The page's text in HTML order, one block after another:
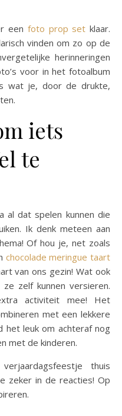
een foto prop set klaar.
vinden om zo op de
herinneringen
voor in het fotoalbum
wat je, door de drukte,
iets
te
al dat spelen kunnen die
Ik denk meteen aan
Of hou je, net zoals
chocolade meringue taart
van ons gezin! Wat ook
zelf kunnen versieren.
activiteit mee! Het
met een lekkere
het leuk om achteraf nog
met de kinderen.
thuis
zeker in de reacties! Op